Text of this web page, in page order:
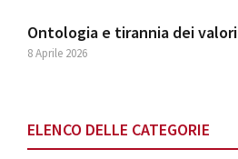
Ontologia e tirannia dei valori
8 Aprile 2026
ELENCO DELLE CATEGORIE